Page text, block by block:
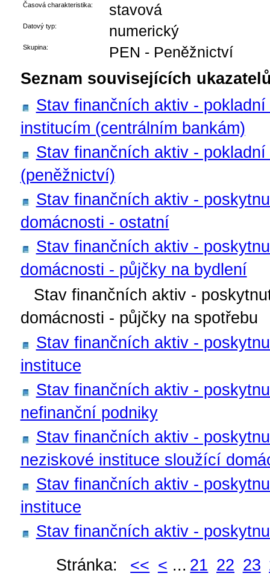
Časová charakteristika: stavová
Datový typ: numerický
Skupina: PEN - Peněžnictví
Seznam souvisejících
Stav finančních aktiv -
institucím (centrálním bankám)
Stav finančních aktiv -
(peněžnictví)
Stav finančních aktiv -
domácnosti - ostatní
Stav finančních aktiv -
domácnosti - půjčky na bydlení
Stav finančních aktiv -
domácnosti - půjčky na spotřebu
Stav finančních aktiv -
instituce
Stav finančních aktiv -
nefinanční podniky
Stav finančních aktiv -
neziskové instituce sloužící
Stav finančních aktiv -
instituce
Stav finančních aktiv -
Stránka:
<< < ... 21 22 23